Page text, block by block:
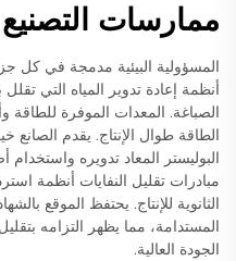
ممارسات
المسؤولية البيئية مدمجة في كل
أنظمة إعادة تدوير المياه التي
الصباغة. المعدات الموفرة
الطاقة طوال الإنتاج. يقدم
البوليستر المعاد تدويره
مبادرات تقليل النفايات أنظمة
الثانوية للإنتاج. يحتفظ الموقع
المستدامة، مما يظهر التزامه
الجودة العالية.